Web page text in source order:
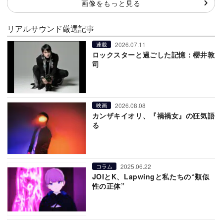
画像をもっと見る
リアルサウンド厳選記事
連載 2026.07.11
ロックスターと過ごした記憶：櫻井敦
司
映画 2026.08.08
カンザキイオリ、『禍禍女』の狂気語
る
コラム 2025.06.22
JOIとK、Lapwingと私たちの“類似
性の正体”